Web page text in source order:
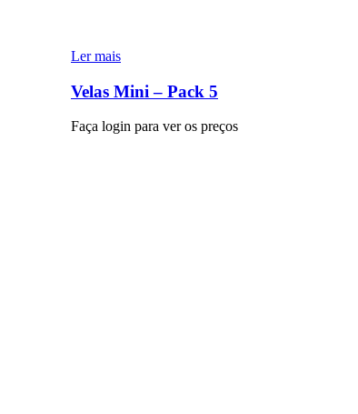
Ler mais
Velas Mini – Pack 5
Faça login para ver os preços